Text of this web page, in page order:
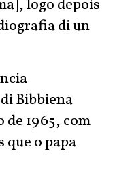
logo depois
di un
Bibbiena
de 1965, com
que o papa